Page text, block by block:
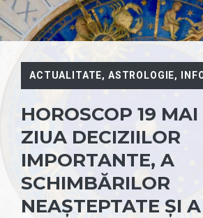
ACTUALITATE, ASTROLOGIE,
HOROSCOP 19
ZIUA DECIZIILOR
IMPORTANTE, A
SCHIMBĂRILOR
NEAȘTEPTATE ȘI A